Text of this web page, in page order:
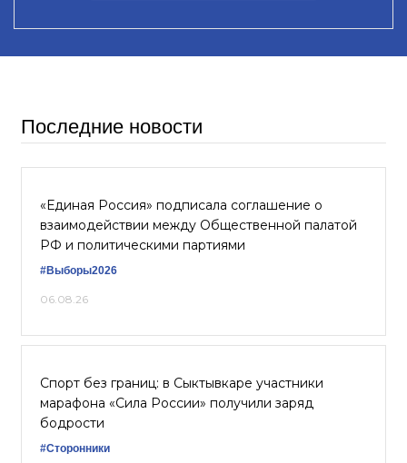
Последние новости
«Единая Россия» подписала соглашение о
взаимодействии между Общественной палатой
РФ и политическими партиями
#Выборы2026
06.08.26
Спорт без границ: в Сыктывкаре участники
марафона «Сила России» получили заряд
бодрости
#Сторонники